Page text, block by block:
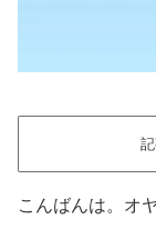
こんばんは。オ